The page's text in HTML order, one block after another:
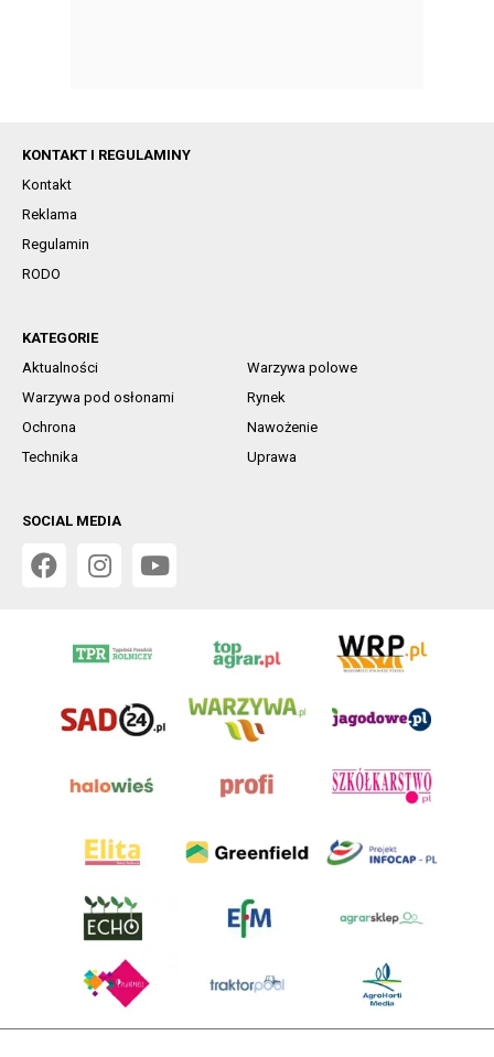
KONTAKT I REGULAMINY
Kontakt
Reklama
Regulamin
RODO
KATEGORIE
Aktualności
Warzywa polowe
Warzywa pod osłonami
Rynek
Ochrona
Nawożenie
Technika
Uprawa
SOCIAL MEDIA